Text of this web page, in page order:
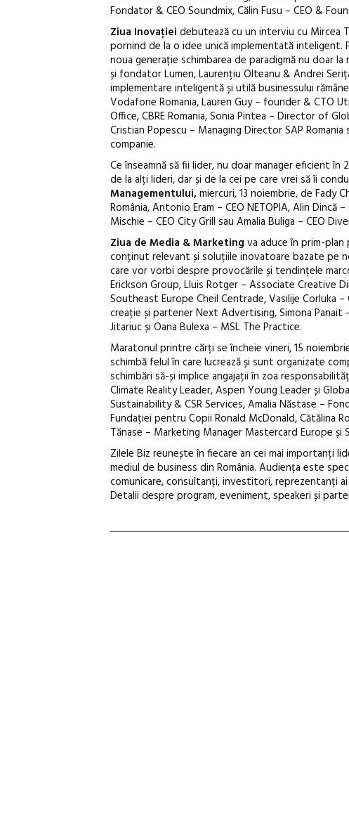
Fondator & CEO Soundmix, Călin Fusu – CEO &
Ziua Inovației debutează cu un interviu cu Mircea
pornind de la o idee unică implementată inteligent.
noua generație schimbarea de paradigmă nu doar
și fondator Lumen, Laurențiu Olteanu & Andrei
implementare inteligentă și utilă businessului
Vodafone Romania, Lauren Guy – founder & CTO
Office, CBRE Romania, Sonia Pintea – Director of
Cristian Popescu – Managing Director SAP
companie.
Ce înseamnă să fii lider, nu doar manager eficient
de la alți lideri, dar și de la cei pe care vrei să îi
Managementului,miercuri, 13 noiembrie, de Fady
România, Antonio Eram – CEO NETOPIA, Alin
Mischie – CEO City Grill sau Amalia Buliga – CEO
Ziua de Media & Marketing va aduce în prim-
conținut relevant și soluțiile inovatoare bazate pe
care vor vorbi despre provocările și tendințele
Erickson Group, Lluis Rotger – Associate Creative
Southeast Europe Cheil Centrade, Vasilije Corluka
creație și partener Next Advertising, Simona Panait
Jitariuc și Oana Bulexa – MSL The Practice.
Maratonul printre cărți se încheie vineri, 15
schimbă felul în care lucrează și sunt organizate
schimbări să-și implice angajații în zoa
Climate Reality Leader, Aspen Young Leader și
Sustainability & CSR Services, Amalia Năstase –
Fundației pentru Copii Ronald McDonald, Cătălina
Tănase – Marketing Manager Mastercard Europe și
Zilele Biz reunește în fiecare an cei mai importanți
mediul de business din România. Audiența este
comunicare, consultanți, investitori, reprezentanți
Detalii despre program, eveniment, speakeri și